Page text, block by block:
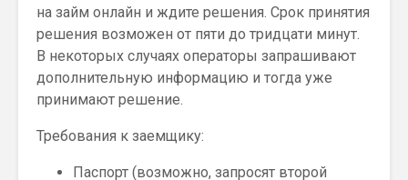
на займ онлайн и ждите решения. Срок принятия
решения возможен от пяти до тридцати минут.
В некоторых случаях операторы запрашивают
дополнительную информацию и тогда уже
принимают решение.
Требования к заемщику:
Паспорт (возможно, запросят второй